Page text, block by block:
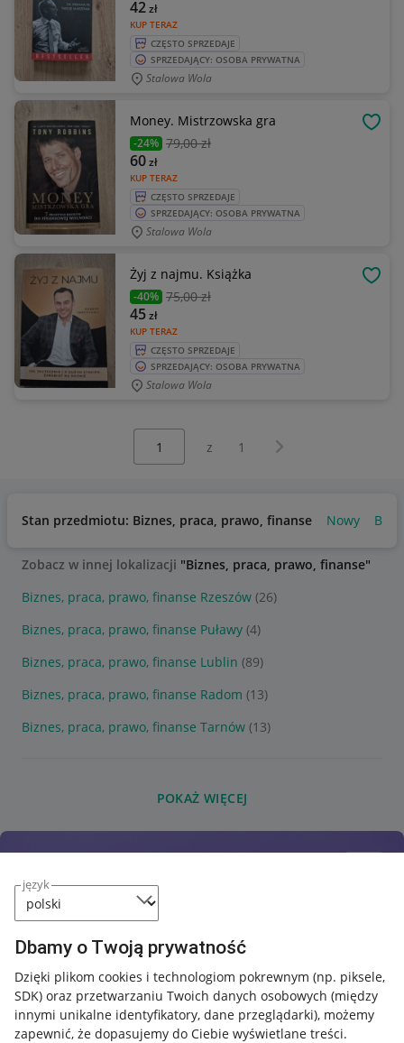
język
Dbamy o Twoją prywatność
Dzięki plikom cookies i technologiom pokrewnym (np. piksele,
SDK) oraz przetwarzaniu Twoich danych osobowych (między
innymi unikalne identyfikatory, dane przeglądarki), możemy
zapewnić, że dopasujemy do Ciebie wyświetlane treści.
KUP TERAZ
42zł
CZĘSTO SPRZEDAJE
SPRZEDAJĄCY: OSOBA PRYWATNA
Stalowa Wola
Money. Mistrzowska gra
-24% 79,00 zł
KUP TERAZ
60zł
CZĘSTO SPRZEDAJE
SPRZEDAJĄCY: OSOBA PRYWATNA
Stalowa Wola
Żyj z najmu. Książka
-40% 75,00 zł
KUP TERAZ
45zł
CZĘSTO SPRZEDAJE
SPRZEDAJĄCY: OSOBA PRYWATNA
Stalowa Wola
z 1 Następna strona
Stan przedmiotu: Biznes, praca, prawo, finanse Nowy
Zobacz w innej lokalizacji "Biznes, praca, prawo, finanse"
Biznes, praca, prawo, finanse Rzeszów (26)
Biznes, praca, prawo, finanse Puławy (4)
Biznes, praca, prawo, finanse Lublin (89)
Biznes, praca, prawo, finanse Radom (13)
Biznes, praca, prawo, finanse Tarnów (13)
POKAŻ WIĘCEJ